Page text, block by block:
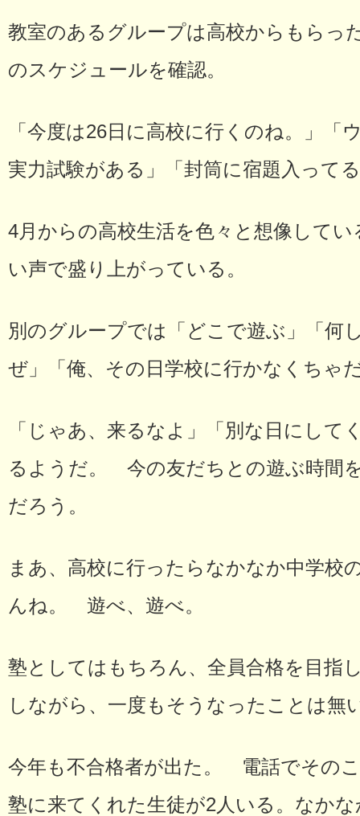
教室のあるグループは高校からもらっ
のスケジュールを確認。
「今度は26日に高校に行くのね。」
実力試験がある」「封筒に宿題入って
4月からの高校生活を色々と想像して
い声で盛り上がっている。
別のグループでは「どこで遊ぶ」「
ぜ」「俺、その日学校に行かなくちゃ
「じゃあ、来るなよ」「別な日にし
るようだ。 今の友だちとの遊ぶ時間
だろう。
まあ、高校に行ったらなかなか中学校
んね。 遊べ、遊べ。
塾としてはもちろん、全員合格を目指
しながら、一度もそうなったことは無
今年も不合格者が出た。 電話でその
塾に来てくれた生徒が2人いる。なか